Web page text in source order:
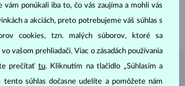
2.65 mm
4.00 g
Z ATELIÉRU KLENOTA
vám ponúkali iba to, čo vás zaujíma a mohli vás
a akciách, preto potrebujeme váš súhlas s
cookies, tzn. malých súborov, ktoré sa
vašom prehliadači. Viac o zásadách používania
prečítať tu. Kliknutím na tlačidlo „Súhlasím a
tento súhlas dočasne udelíte a pomôžete nám